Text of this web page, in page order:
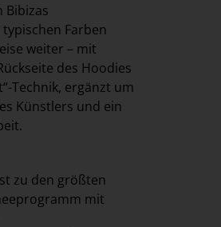
Bibizas
Farben
weiter – mit
des Hoodies
Technik, ergänzt um
Künstlers und ein
zu den größten
mit